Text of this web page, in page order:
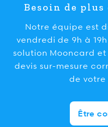
Besoin de
Notre équipe est
vendredi de 9h à
solution Mooncard
devis sur-mesure
de votre
Être